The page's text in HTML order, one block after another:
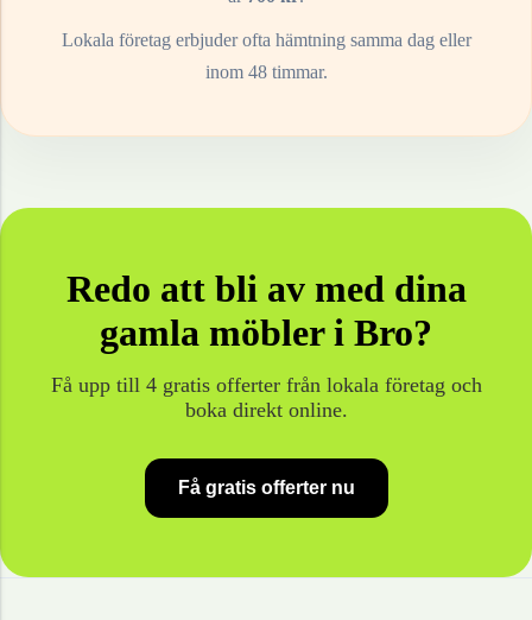
Lokala företag erbjuder ofta hämtning samma dag eller
inom 48 timmar.
Redo att bli av med dina
gamla möbleri Bro?
Få upp till 4 gratis offerter från lokala företag och
boka direkt online.
Få gratis offerter nu